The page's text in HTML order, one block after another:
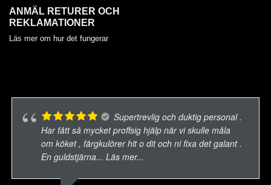
ANMÄL RETURER OCH
REKLAMATIONER
Läs mer om hur det fungerar
Supertrevlig och duktig personal .
Har fått så mycket proffsig hjälp när vi skulle måla
om köket , färgkulörer hit o dit och ni fixa det galant .
En guldstjärna... Läs mer...